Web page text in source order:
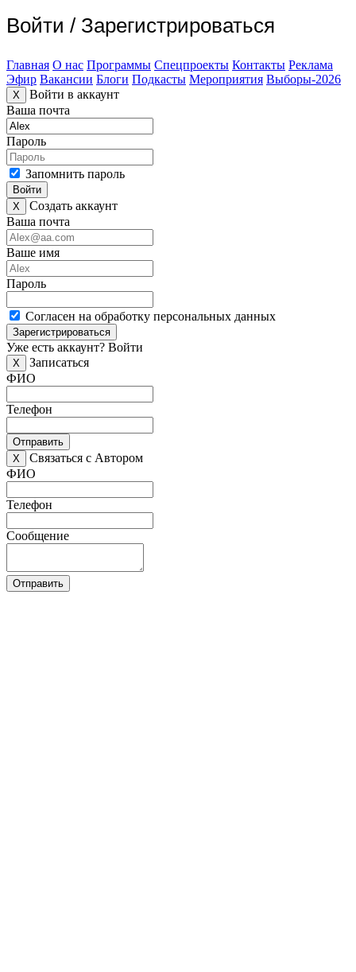
Войти / Зарегистрироваться
Главная О нас Программы Спецпроекты Контакты Реклама
Эфир Вакансии Блоги Подкасты Мероприятия Выборы-2026
X
Войти в аккаунт
Ваша почта
Пароль
Запомнить пароль
Войти
X
Создать аккаунт
Ваша почта
Ваше имя
Пароль
Согласен на обработку персональных данных
Зарегистрироваться
Уже есть аккаунт? Войти
X
Записаться
ФИО
Телефон
Отправить
X
Связаться с Автором
ФИО
Телефон
Сообщение
Отправить